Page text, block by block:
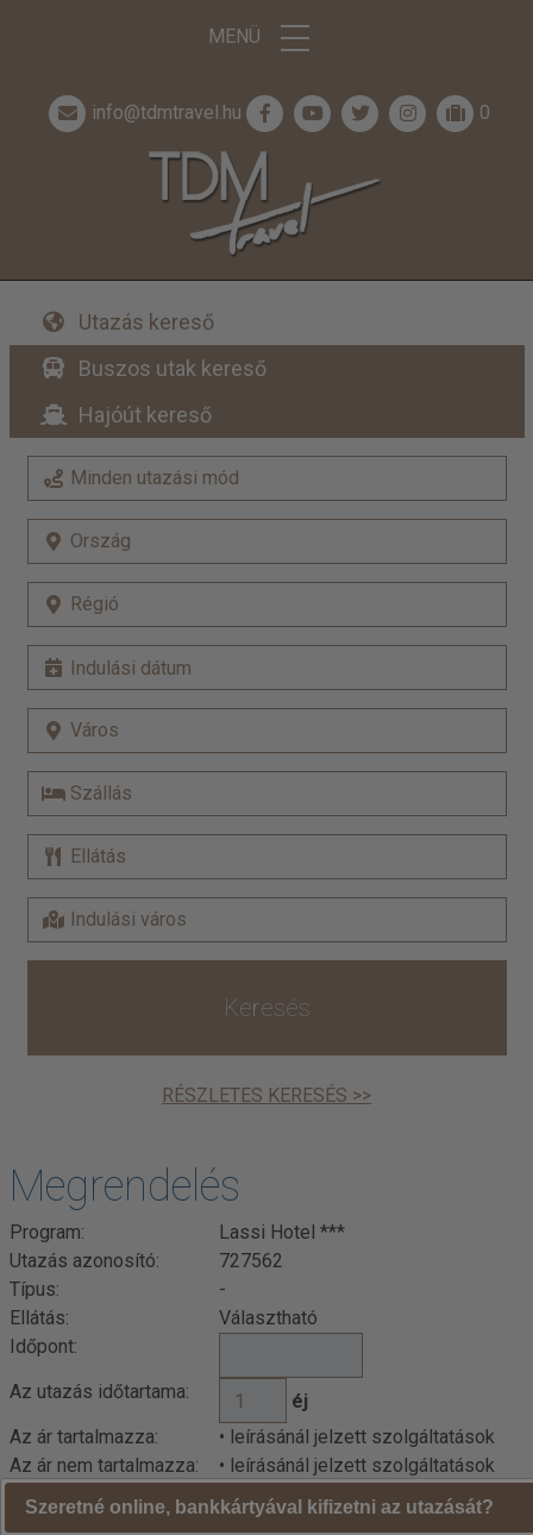
MENÜ
info@tdmtravel.hu 0
Utazás kereső
Buszos utak kereső
Hajóút kereső
Keresés
RÉSZLETES KERESÉS >>
Megrendelés
Program:
Lassi Hotel ***
Utazás azonosító:
727562
Típus:
-
Ellátás:
Választható
Időpont:
Az utazás időtartama:
éj
Az ár tartalmazza:
• leírásánál jelzett szolgáltatások
Az ár nem tartalmazza:
• leírásánál jelzett szolgáltatások
Szeretné online, bankkártyával kifizetni az utazását?